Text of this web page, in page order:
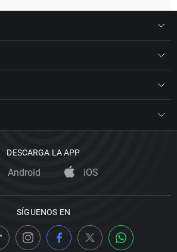
DESCARGA LA APP
Android iOS
SÍGUENOS EN